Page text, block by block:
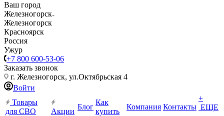
Ваш город
Железногорск
Железногорск
Красноярск
Россия
Ужур
+7 800 600-53-06
Заказать звонок
г. Железногорск, ул.Октябрьская 4
Войти
Товары
для СВО
Акции
Блог
Как
купить
Компания Контакты
+
ЕЩЕ